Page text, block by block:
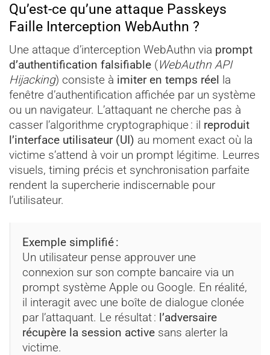
Qu’est-ce qu’une attaque Passkeys
Faille Interception WebAuthn ?
Une attaque d’interception WebAuthn via prompt
d’authentification falsifiable (WebAuthn API
Hijacking) consiste à imiter en temps réel la
fenêtre d’authentification affichée par un système
ou un navigateur. L’attaquant ne cherche pas à
casser l’algorithme cryptographique : il reproduit
l’interface utilisateur (UI) au moment exact où la
victime s’attend à voir un prompt légitime. Leurres
visuels, timing précis et synchronisation parfaite
rendent la supercherie indiscernable pour
l’utilisateur.
Exemple simplifié :
Un utilisateur pense approuver une
connexion sur son compte bancaire via un
prompt système Apple ou Google. En réalité,
il interagit avec une boîte de dialogue clonée
par l’attaquant. Le résultat : l’adversaire
récupère la session active sans alerter la
victime.